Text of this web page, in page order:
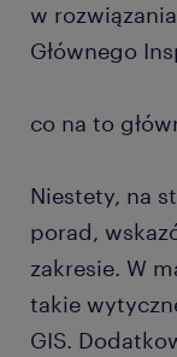
w
Głównego
co na to
Niestety, na
porad,
zakresie. W
takie
GIS.